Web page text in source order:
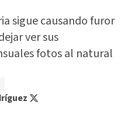
sigue causando furor
ver sus
fotos al natural